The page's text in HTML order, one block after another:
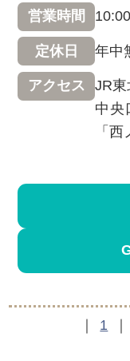
営業時間
定休日 年中
アクセス
JR東
中央
「
1